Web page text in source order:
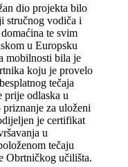
dio projekta bilo
stručnog vodiča i
te svim
u Europsku
mobilnosti bila je
koju je provelo
tečaja
prije odlaska u
za uloženi
je certifikat
u
tečaju
Obrtničkog učilišta.